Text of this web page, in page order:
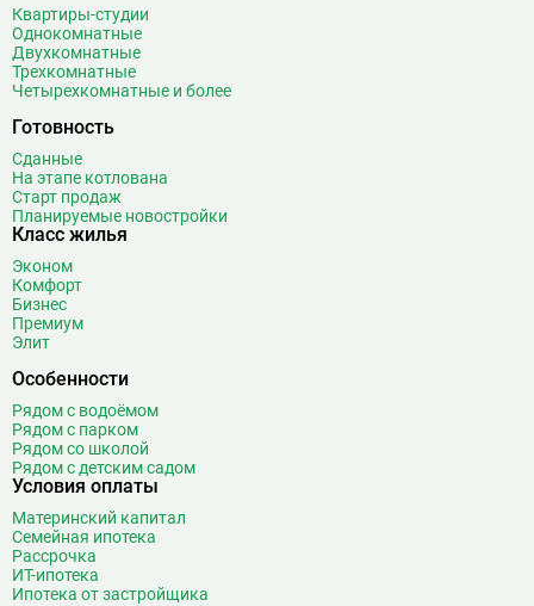
Квартиры-студии
Однокомнатные
Двухкомнатные
Трехкомнатные
Четырехкомнатные и более
Готовность
Сданные
На этапе котлована
Старт продаж
Планируемые новостройки
Класс жилья
Эконом
Комфорт
Бизнес
Премиум
Элит
Особенности
Рядом с водоёмом
Рядом с парком
Рядом со школой
Рядом с детским садом
Условия оплаты
Материнский капитал
Семейная ипотека
Рассрочка
ИТ-ипотека
Ипотека от застройщика